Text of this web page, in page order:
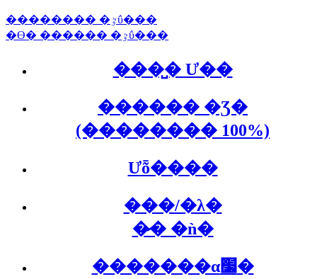
�������� �ٷΰ���
�ϴ� ������ �ٷΰ���
���̺� Ư��
������ �Ʒ�
(�������� 100%)
Ưȭ����
���/�λ�
�̷� �ǹ�
�������α׷�